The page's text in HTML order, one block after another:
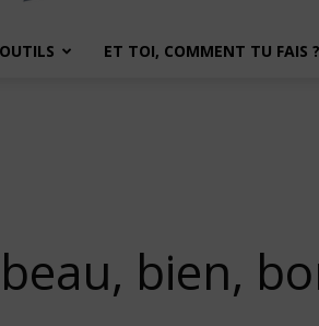
ET TOI, COMMENT TU FAIS ?
bien,